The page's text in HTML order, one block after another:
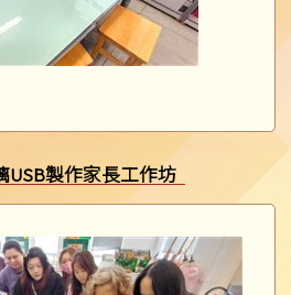
USB製作家長工作坊